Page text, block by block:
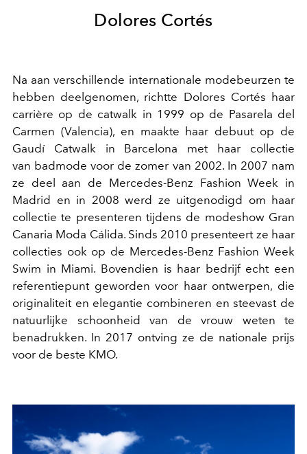
Dolores Cortés
Na aan verschillende internationale modebeurzen te
hebben deelgenomen, richtte Dolores Cortés haar
carrière op de catwalk in 1999 op de Pasarela del
Carmen (Valencia), en maakte haar debuut op de
Gaudí Catwalk in Barcelona met haar collectie
van badmode voor de zomer van 2002. In 2007 nam
ze deel aan de Mercedes-Benz Fashion Week in
Madrid en in 2008 werd ze uitgenodigd om haar
collectie te presenteren tijdens de modeshow Gran
Canaria Moda Cálida. Sinds 2010 presenteert ze haar
collecties ook op de Mercedes-Benz Fashion Week
Swim in Miami. Bovendien is haar bedrijf echt een
referentiepunt geworden voor haar ontwerpen, die
originaliteit en elegantie combineren en steevast de
natuurlijke schoonheid van de vrouw weten te
benadrukken. In 2017 ontving ze de nationale prijs
voor de beste KMO.